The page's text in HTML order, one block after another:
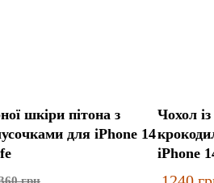
шкіри пітона з
для iPhone 14
грн
Чохол
iPhone